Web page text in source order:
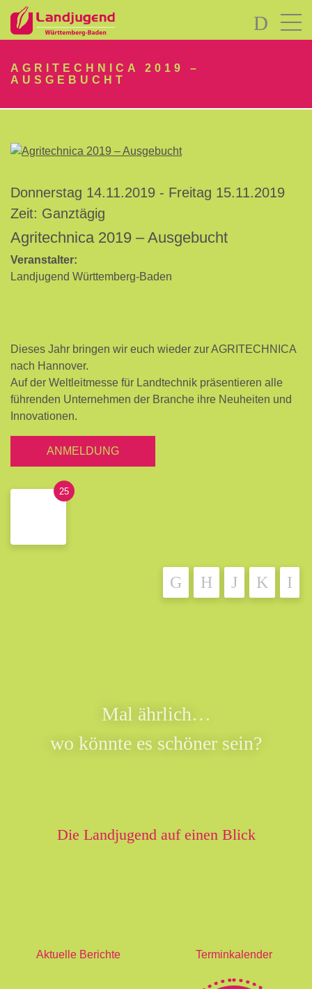
LOGIN
vergessen?
-
hier?
AGRITECHNICA 2019 –
AUSGEBUCHT
Donnerstag 14.11.2019 - Freitag 15.11.2019
Zeit: Ganztägig
Agritechnica 2019 – Ausgebucht
Veranstalter:
Landjugend Württemberg-Baden
Dieses Jahr bringen wir euch wieder zur AGRITECHNICA
nach Hannover.
Auf der Weltleitmesse für Landtechnik präsentieren alle
führenden Unternehmen der Branche ihre Neuheiten und
Innovationen.
ANMELDUNG
25
Mal ährlich…
wo könnte es schöner sein?
Die Landjugend auf einen Blick
Aktuelle Berichte Terminkalender